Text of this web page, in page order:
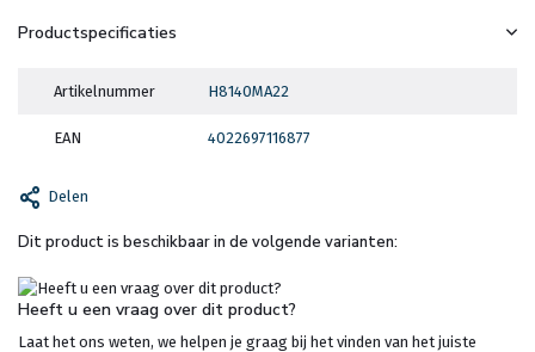
Productspecificaties
Artikelnummer H8140MA22
EAN 4022697116877
Delen
Dit product is beschikbaar in de volgende varianten:
Heeft u een vraag over dit product?
Laat het ons weten, we helpen je graag bij het vinden van het juiste